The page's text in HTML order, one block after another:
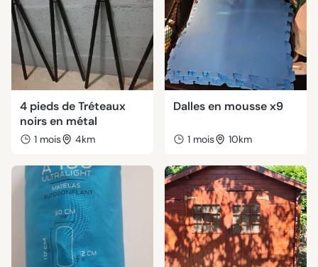
4 pieds de Tréteaux
noirs en métal
1 mois 4km
Dalles en mousse x9
1 mois 10km